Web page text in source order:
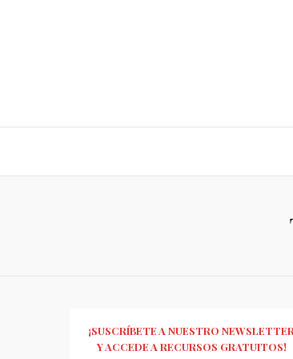
¡SUSCRÍBETE A NUESTRO NEWSLETTER
Y ACCEDE A RECURSOS GRATUITOS!